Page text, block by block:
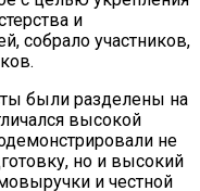
и
собрало участников,
были разделены на
высокой
не
но и высокий
и честной